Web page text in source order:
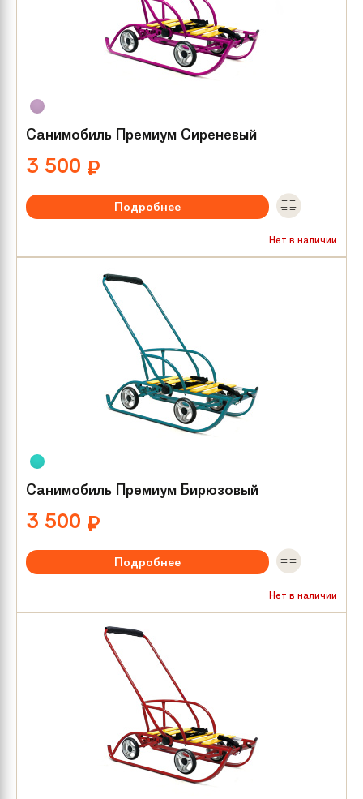
Санимобиль Премиум Сиреневый
3 500 ₽
Подробнее
Нет в наличии
Санимобиль Премиум Бирюзовый
3 500 ₽
Подробнее
Нет в наличии